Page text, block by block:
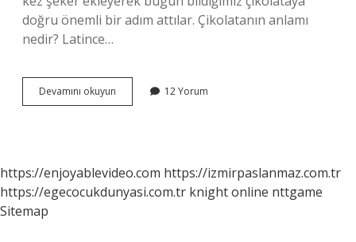
doğru önemli bir adım attılar. Çikolatanın anlamı
nedir? Latince…
Devamını okuyun Çikolata
Ismi
12 Yorum
https://enjoyablevideo.com https://izmirpaslanmaz.com.tr
https://egecocukdunyasi.com.tr knight online nttgame
Sitemap